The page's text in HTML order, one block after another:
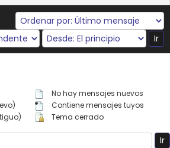
No hay mensajes nuevos
Contiene mensajes tuyos
Tema cerrado